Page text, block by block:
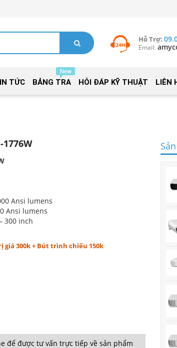
Hỗ Trợ:
Email:
TỨC BẢNG TRA HỎI ĐÁP KỸ THUẬT LIÊN
Ansi lumens
Ansi lumens
300 inch
giá 300k + Bút trình chiếu 150k
để được tư vấn trực tiếp về sản phẩm